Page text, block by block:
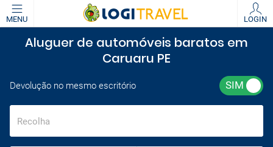
MENU LOGIN
Aluguer de automóveis baratos em
Caruaru PE
Devolução no mesmo escritório
Recolha